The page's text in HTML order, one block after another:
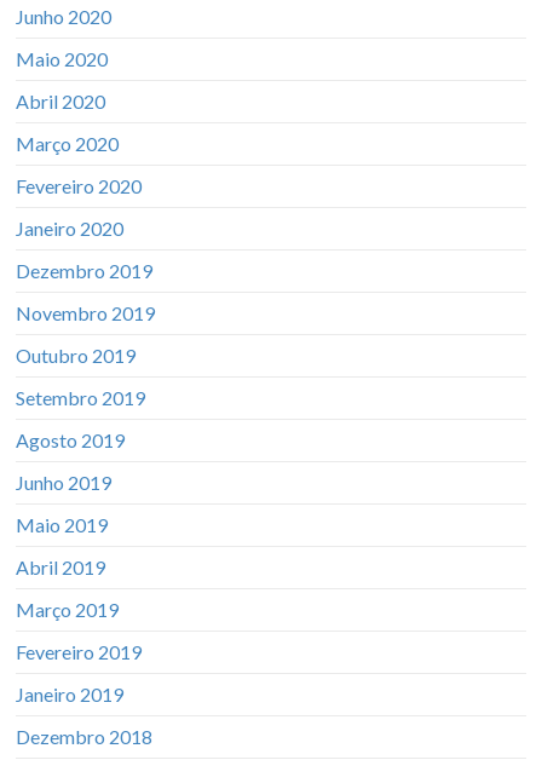
Junho 2020
Maio 2020
Abril 2020
Março 2020
Fevereiro 2020
Janeiro 2020
Dezembro 2019
Novembro 2019
Outubro 2019
Setembro 2019
Agosto 2019
Junho 2019
Maio 2019
Abril 2019
Março 2019
Fevereiro 2019
Janeiro 2019
Dezembro 2018